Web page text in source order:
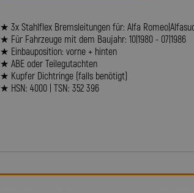
★ 3x Stahlflex Bremsleitungen für: Alfa
★ Für Fahrzeuge mit dem Baujahr: 10|1980 - 07|1986
★ Einbauposition: vorne + hinten
★ ABE oder Teilegutachten
★ Kupfer Dichtringe (falls benötigt)
★ HSN: 4000 | TSN: 352 396